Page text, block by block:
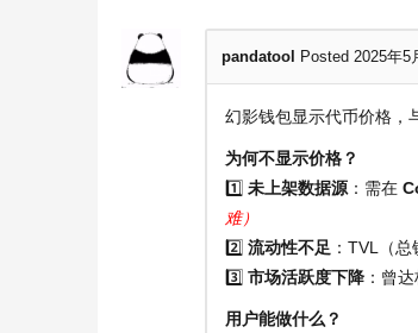
pandatool Posted 2025年5
幻影钱包显示代币价格，
为何不显示价格？
1️⃣ 未上架数据源 ：需在
难）
2️⃣ 流动性不足 ：TVL（
3️⃣ 市场活跃度下降 ：曾
用户能做什么？